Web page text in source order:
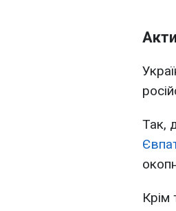
Так,
Крім